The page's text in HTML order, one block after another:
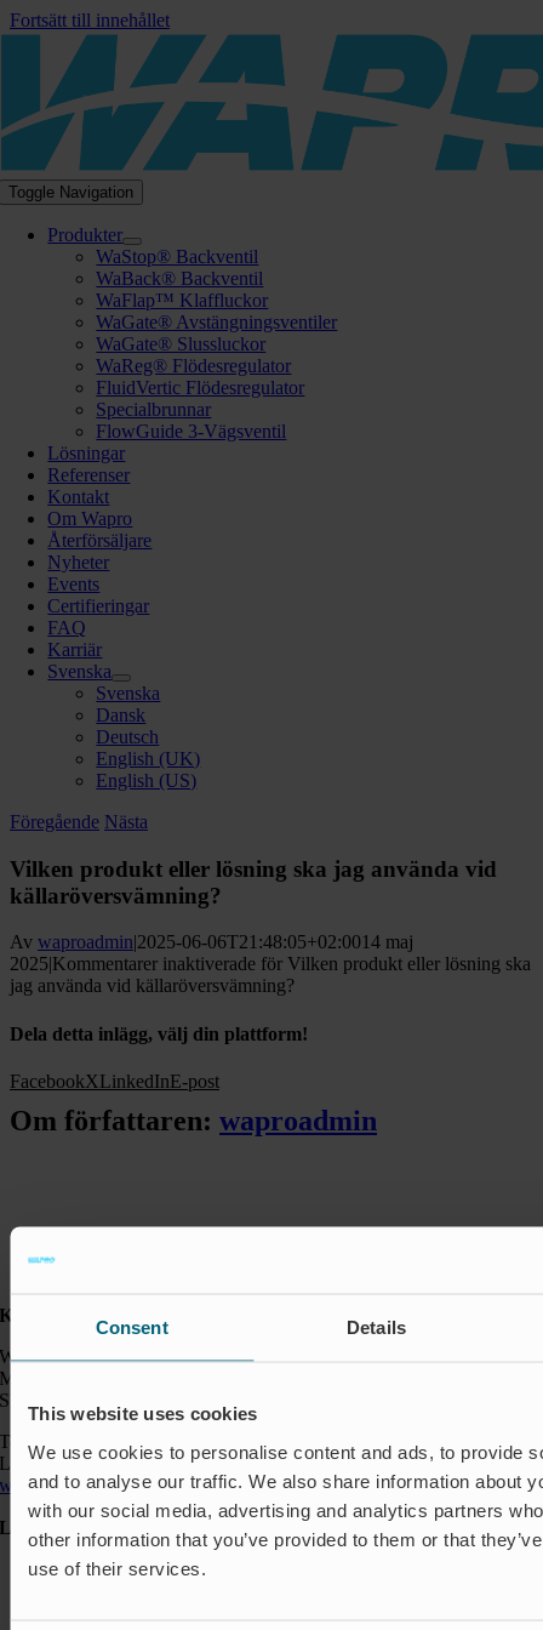
Consent Details
This website uses cookies
We use cookies to personalise content and ads, to provide
and to analyse our traffic. We also share information about
with our social media, advertising and analytics partners
other information that you’ve provided to them or that
use of their services.
Fortsätt till innehållet
Toggle Navigation
Produkter
WaStop® Backventil
WaBack® Backventil
WaFlap™ Klaffluckor
WaGate® Avstängningsventiler
WaGate® Slussluckor
WaReg® Flödesregulator
FluidVertic Flödesregulator
Specialbrunnar
FlowGuide 3-Vägsventil
Lösningar
Referenser
Kontakt
Om Wapro
Återförsäljare
Nyheter
Events
Certifieringar
FAQ
Karriär
Svenska
Svenska
Dansk
Deutsch
English (UK)
English (US)
Föregående Nästa
Vilken produkt eller lösning ska jag använda vid
källaröversvämning?
Av waproadmin|2025-06-06T21:48:05+02:0014 maj
2025|Kommentarer inaktiverade för Vilken produkt eller lösning ska
jag använda vid källaröversvämning?
Dela detta inlägg, välj din plattform!
FacebookXLinkedInE-post
Om författaren: waproadmin
Kontakt:
Wapro AB
Munkahusvägen 103
SE-37431 Karlshamn
Telefon: +46 454 185 10
Logistik: +46 72 559 94 27
wapro@wapro.com
Lösningar
Avstängning & Styrning